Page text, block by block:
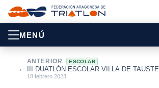
MENÚ
←
ANTERIOR ESCOLAR
III DUATLÓN ESCOLAR VILLA DE TAUSTE
18 febrero 2023